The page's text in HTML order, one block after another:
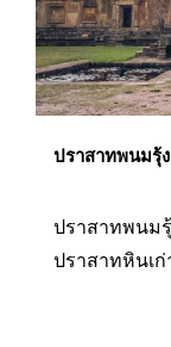
ปราสาทพนมรุ้
ปราสาทพนมรุ้
ปราสาทหินเ
ของคนโบรา